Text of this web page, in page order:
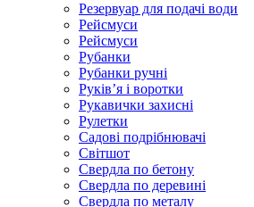
Резервуар для подачі води
Рейсмуси
Рейсмуси
Рубанки
Рубанки ручні
Руківʼя і воротки
Рукавички захисні
Рулетки
Садові подрібнювачі
Світшот
Свердла по бетону
Свердла по деревині
Свердла по металу